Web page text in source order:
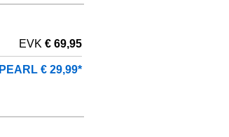
EVK € 69,95
PEARL € 29,99*